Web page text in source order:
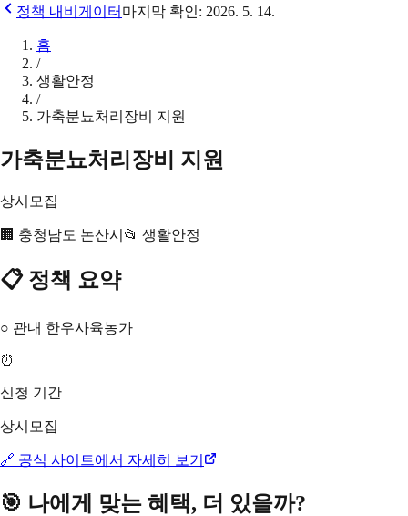
정책 내비게이터 마지막 확인: 2026. 5. 14.
홈
/
생활안정
/
가축분뇨처리장비 지원
가축분뇨처리장비 지원
상시모집
🏢 충청남도 논산시 📂 생활안정
📋 정책 요약
○ 관내 한우사육농가
⏰
신청 기간
상시모집
🔗 공식 사이트에서 자세히 보기
🎯 나에게 맞는 혜택, 더 있을까?